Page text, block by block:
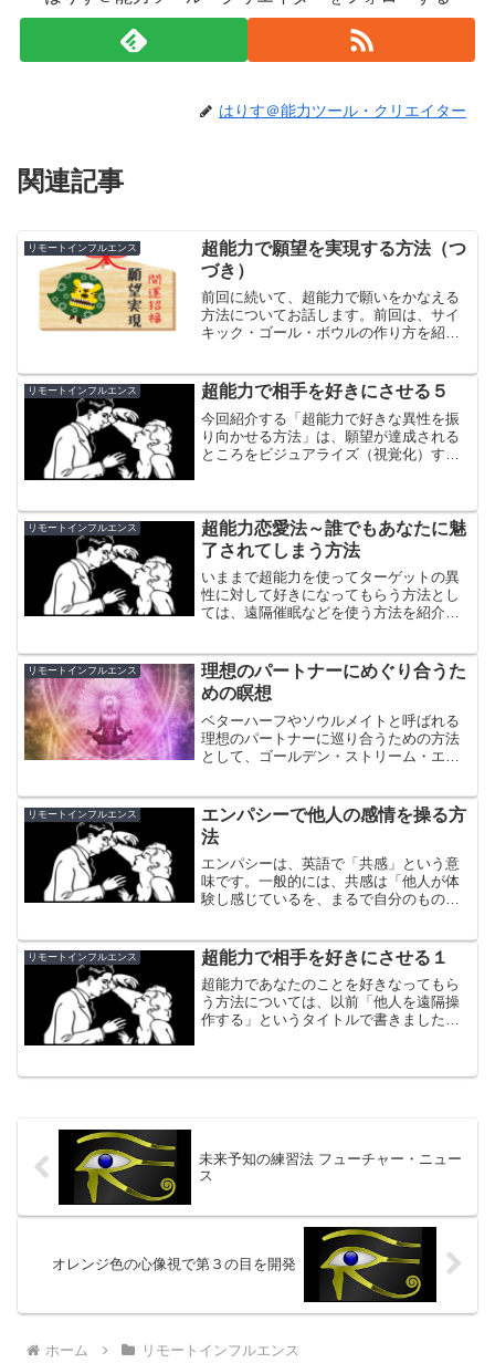
はりす＠能力ツール・クリエイター
関連記事
リモートインフルエンス
超能力で願望を実現する方法（つ
づき）
前回に続いて、超能力で願いをかなえる
方法についてお話します。前回は、サイ
キック・ゴール・ボウルの作り方を紹介
（視覚化）を行う方法を説明します。
リモートインフルエンス 超能力で相手を好きにさせる５
今回紹介する「超能力で好きな異性を振
り向かせる方法」は、願望が達成される
ところをビジュアライズ（視覚化）する
やすいかと思います。
リモートインフルエンス
超能力恋愛法～誰でもあなたに魅
了されてしまう方法
いままで超能力を使ってターゲットの異
性に対して好きになってもらう方法とし
ては、遠隔催眠などを使う方法を紹介し
状態になる時間（眠っている時間など）
を狙って行う必要がありま...
リモートインフルエンス
理想のパートナーにめぐり合うた
めの瞑想
ベターハーフやソウルメイトと呼ばれる
理想のパートナーに巡り合うための方法
として、ゴールデン・ストリーム・エク
れであると考えて、あなたと理想のパー
トナーとの出会い＝互いの気...
リモートインフルエンス
エンパシーで他人の感情を操る方
法
エンパシーは、英語で「共感」という意
味です。一般的には、共感は「他人が体
験し感じているを、まるで自分のもので
です。共感が過ぎると、過敏症のような
ネガティブな影響も出てき...
リモートインフルエンス 超能力で相手を好きにさせる１
超能力であなたのことを好きなってもら
う方法については、以前「他人を遠隔操
作する」というタイトルで書きました
よく頂くようになりました。
未来予知の練習法 フューチャー・ニュー
ス
オレンジ色の心像視で第３の目を開発
ホーム リモートインフルエンス